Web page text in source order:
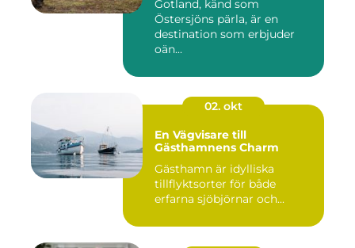
Gotland, känd som
Östersjöns pärla, är en
destination som erbjuder
oän...
02. okt
En Vägvisare till
Gästhamnens Charm
Gästhamn är idylliska
tillflyktsorter för både
erfarna sjöbjörnar och...